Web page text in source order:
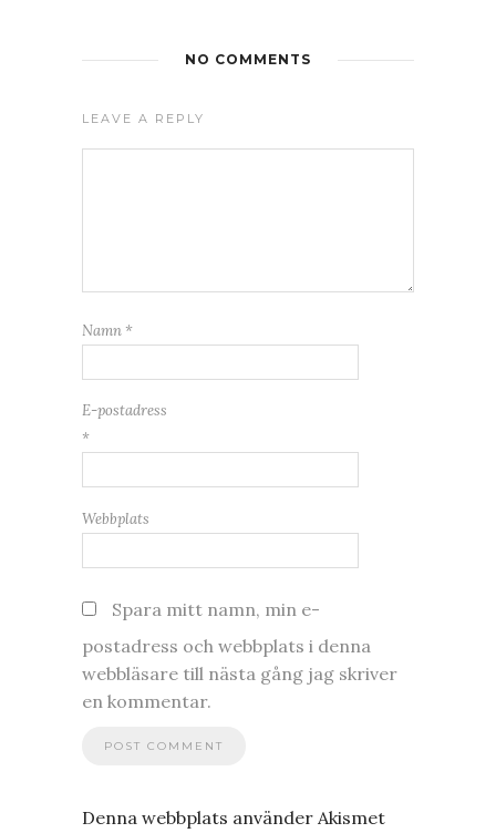
NO COMMENTS
LEAVE A REPLY
Namn *
E-postadress
*
Webbplats
Spara mitt namn, min e-
postadress och webbplats i denna
webbläsare till nästa gång jag skriver
en kommentar.
Denna webbplats använder Akismet